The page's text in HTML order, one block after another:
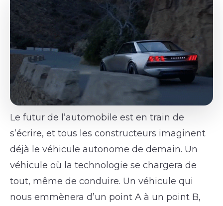
Le futur de l’automobile est en train de
s’écrire, et tous les constructeurs imaginent
déjà le véhicule autonome de demain. Un
véhicule où la technologie se chargera de
tout, même de conduire. Un véhicule qui
nous emmènera d’un point A à un point B,